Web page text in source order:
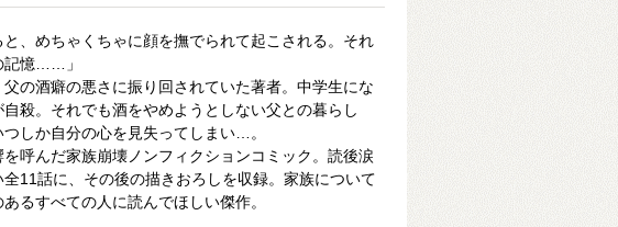
と、めちゃくちゃに顔を撫でられて起こされる。それ
記憶……」
の酒癖の悪さに振り回されていた著者。中学生にな
自殺。それでも酒をやめようとしない父との暮らし
しか自分の心を見失ってしまい…。
を呼んだ家族崩壊ノンフィクションコミック。読後涙
11話に、その後の描きおろしを収録。家族について
るすべての人に読んでほしい傑作。